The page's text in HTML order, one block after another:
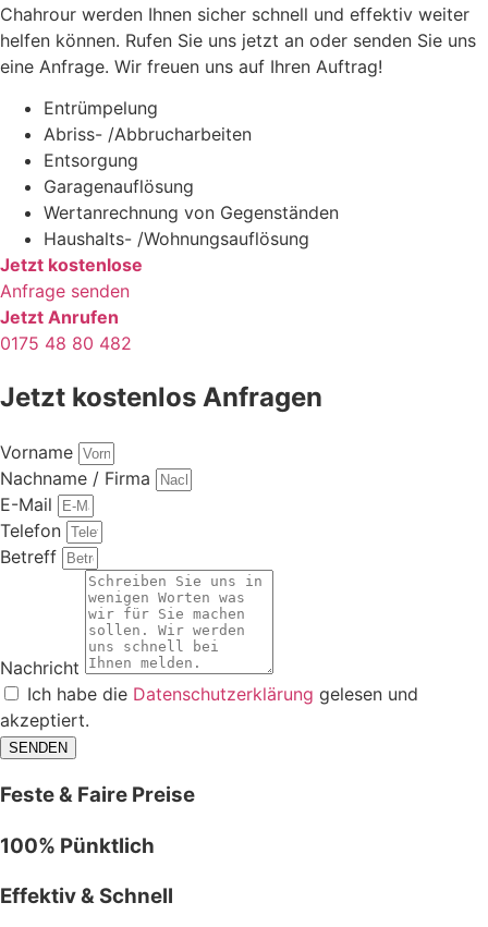
Chahrour werden Ihnen sicher schnell und effektiv weiter
helfen können. Rufen Sie uns jetzt an oder senden Sie uns
eine Anfrage. Wir freuen uns auf Ihren Auftrag!
Entrümpelung
Abriss- /Abbrucharbeiten
Entsorgung
Garagenauflösung
Wertanrechnung von Gegenständen
Haushalts- /Wohnungsauflösung
Jetzt kostenlose
Anfrage senden
Jetzt Anrufen
0175 48 80 482
Jetzt kostenlos Anfragen
Vorname
Nachname / Firma
E-Mail
Telefon
Betreff
Nachricht
Ich habe die Datenschutzerklärung gelesen und
akzeptiert.
SENDEN
Feste & Faire Preise
100% Pünktlich
Effektiv & Schnell